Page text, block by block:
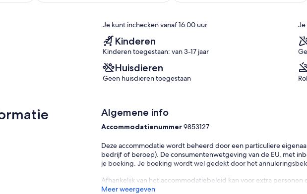
Je kunt inchecken vanaf 16.00 uur Je
Kinderen
Kinderen toegestaan: van 3-17 jaar
Huisdieren
Geen huisdieren toegestaan
Algemene info
Accommodatienummer9853127
Deze accommodatie wordt beheerd door een particuliere
bedrijf of beroep). De consumentenwetgeving van de EU, met
je boeking. Je boeking wordt wel gedekt door het
Afhankelijk van het accommodatiebeleid kan voor extra
Meer weergeven